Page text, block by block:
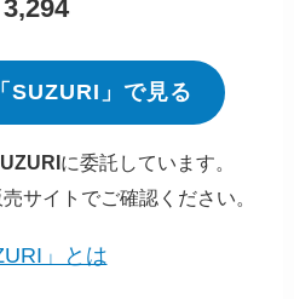
3,294
SUZURI」で見る
に委託しています。
サイトでご確認ください。
」とは